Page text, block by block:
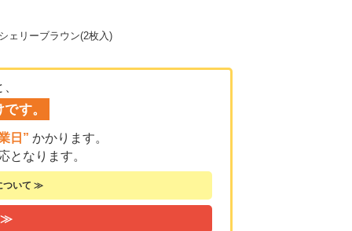
ェリーブラウン(2枚入)
す。
日” かかります。
となります。
ついて ≫
≫